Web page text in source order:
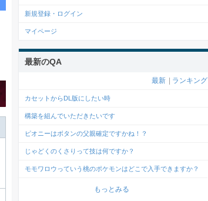
新規登録・ログイン
マイページ
最新のQA
最新 | ランキング
カセットからDL版にしたい時
構築を組んでいただきたいです
ピオニーはボタンの父親確定ですかね！？
じゃどくのくさりって技は何ですか？
モモワロウっていう桃のポケモンはどこで入手できますか？
もっとみる